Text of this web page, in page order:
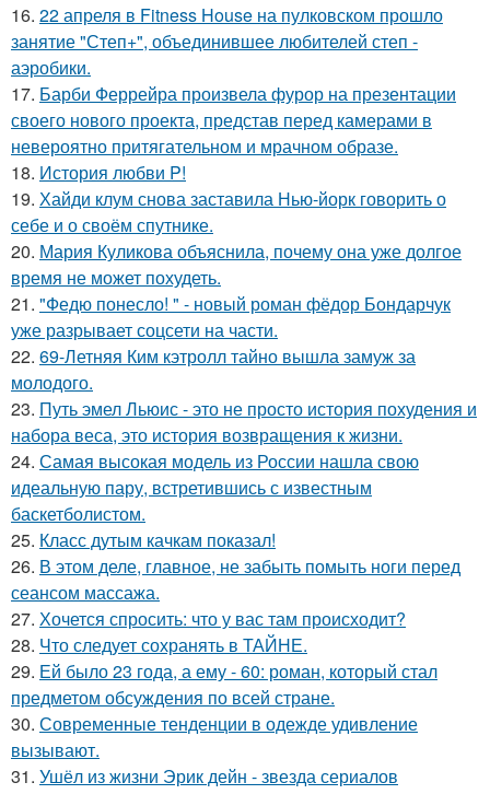
16. 22 апреля в Fitness House на пулковском прошло
занятие "Степ+", объединившее любителей степ -
аэробики.
17. Барби Феррейра произвела фурор на презентации
своего нового проекта, представ перед камерами в
невероятно притягательном и мрачном образе.
18. История любви P!
19. Хайди клум снова заставила Нью-йорк говорить о
себе и о своём спутнике.
20. Мария Куликова объяснила, почему она уже долгое
время не может похудеть.
21. "Федю понесло! " - новый роман фёдор Бондарчук
уже разрывает соцсети на части.
22. 69-Летняя Ким кэтролл тайно вышла замуж за
молодого.
23. Путь эмел Льюис - это не просто история похудения и
набора веса, это история возвращения к жизни.
24. Самая высокая модель из России нашла свою
идеальную пару, встретившись с известным
баскетболистом.
25. Класс дутым качкам показал!
26. В этом деле, главное, не забыть помыть ноги перед
сеансом массажа.
27. Хочется спросить: что у вас там происходит?
28. Что следует сохранять в ТАЙНЕ.
29. Ей было 23 года, а ему - 60: роман, который стал
предметом обсуждения по всей стране.
30. Современные тенденции в одежде удивление
вызывают.
31. Ушёл из жизни Эрик дейн - звезда сериалов